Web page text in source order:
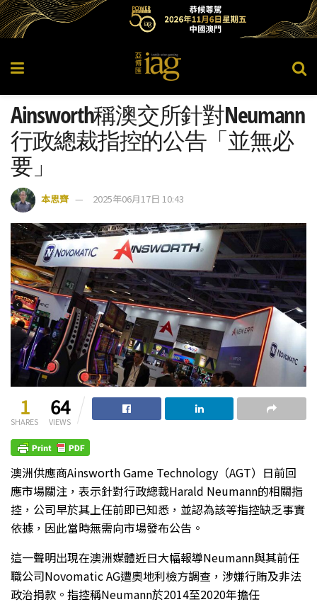
Ainsworth稱澳交所針對Neumann
行政總裁指控的公告「並無必
要」
本思齊 2025年06月17日 10:43
1
SHARES
64
VIEWS
澳洲供應商Ainsworth Game Technology（AGT）日前回
應市場關注，表示針對行政總裁Harald Neumann的相關指
控，公司早於其上任前即已知悉，並認為該等指控缺乏事實
依據，因此當時無需向市場發布公告。
這一聲明出現在澳洲媒體近日大幅報導Neumann與其前任
職公司Novomatic AG遭奧地利檢方調查，涉嫌行賄及非法
政治捐款。指控稱Neumann於2014至2020年擔任